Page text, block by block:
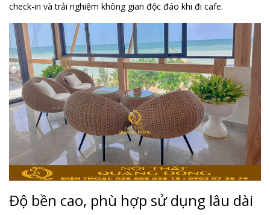
check-in và trải nghiệm không gian độc đáo khi đi cafe.
Độ bền cao, phù hợp sử dụng lâu dài